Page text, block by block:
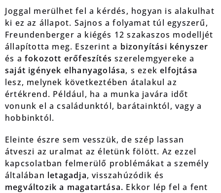
Joggal merülhet fel a kérdés, hogyan is alakulhat
ki ez az állapot. Sajnos a folyamat túl egyszerű,
Freundenberger a kiégés 12 szakaszos modelljét
állapította meg. Eszerint a bizonyítási kényszer
és a fokozott erőfeszítés szerelemgyereke a
saját igények elhanyagolása, s ezekelfojtása
lesz, melynek következtében átalakul az
értékrend. Például, ha a munka javára időt
vonunk el a családunktól, barátainktól, vagy a
hobbinktól.
Eleinte észre sem vesszük, de szép lassan
átveszi az uralmat az életünk fölött. Az ezzel
kapcsolatban felmerülő problémákat a személy
általában letagadja, visszahúzódik és
megváltozik a magatartása. Ekkor lép fel a fent